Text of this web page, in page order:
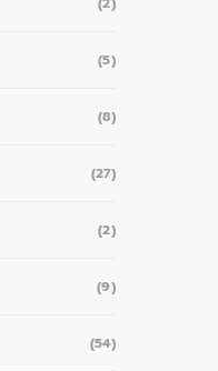
(5)
(8)
(27)
(2)
(9)
(54)